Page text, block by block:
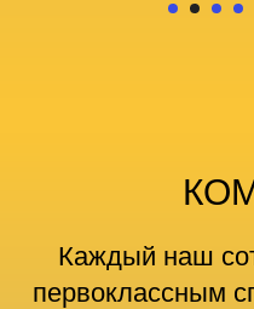
Каждый наш
первоклассным